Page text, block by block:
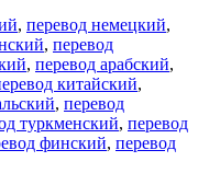
, перевод немецкий,
, перевод
, перевод арабский,
китайский,
, перевод
туркменский, перевод
финский, перевод